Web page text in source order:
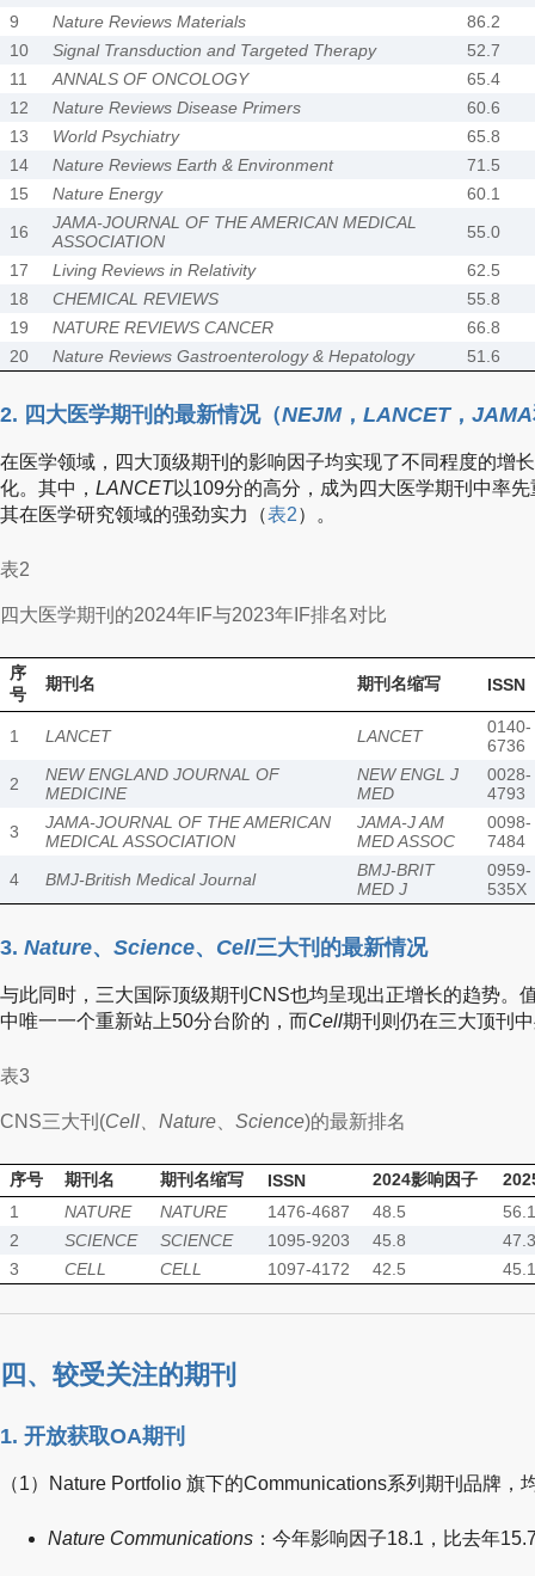
9
Nature Reviews Materials
86.2
10
Signal Transduction and Targeted Therapy
52.7
11
ANNALS OF ONCOLOGY
65.4
12
Nature Reviews Disease Primers
60.6
13
World Psychiatry
65.8
14
Nature Reviews Earth & Environment
71.5
15
Nature Energy
60.1
16
JAMA-JOURNAL OF THE AMERICAN MEDICAL
ASSOCIATION
55.0
17
Living Reviews in Relativity
62.5
18
CHEMICAL REVIEWS
55.8
19
NATURE REVIEWS CANCER
66.8
20
Nature Reviews Gastroenterology & Hepatology 51.6
2. 四大医学期刊的最新情况（NEJM， LANCET， JAMA
在医学领域，四大顶级期刊的影响因子均实现了不同程度的增
化。其中， LANCET以109分的高分，成为四大医学期刊中率先
其在医学研究领域的强劲实力（表2）。
表2
四大医学期刊的2024年IF与2023年IF排名对比
序
号
期刊名 期刊名缩写 ISSN
1 LANCET LANCET
0140-
6736
2
NEW ENGLAND JOURNAL OF
MEDICINE
NEW ENGL J
MED
0028-
4793
3
JAMA-JOURNAL OF THE AMERICAN
MEDICAL ASSOCIATION
JAMA-J AM
MED ASSOC
0098-
7484
4
BMJ-British Medical Journal
BMJ-BRIT
MED J
0959-
535X
3. Nature、 Science、 Cell三大刊的最新情况
与此同时，三大国际顶级期刊CNS也均呈现出正增长的趋势。
中唯一一个重新站上50分台阶的，而Cell期刊则仍在三大顶刊
表3
CNS三大刊(Cell、Nature Science)的最新排名
序号 期刊名 期刊名缩写 ISSN 2024影响因子
1
NATURE NATURE 1476-4687 48.5
2
SCIENCE SCIENCE 1095-9203 45.8
3
CELL CELL 1097-4172 42.5
四、较受关注的期刊
1. 开放获取OA期刊
（1）Nature Portfolio 旗下的Communications系列期刊品牌，
Nature Communications ：今年影响因子18.1，比去年